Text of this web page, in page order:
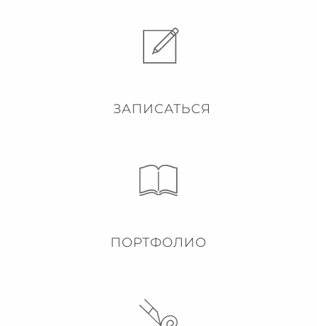
ЗАПИСАТЬСЯ
ПОРТФОЛИО